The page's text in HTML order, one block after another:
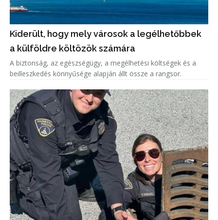
Kiderült, hogy mely városok a legélhetőbbek
a külföldre költözök számára
A biztonság, az egészségügy, a megélhetési költségek és a
beilleszkedés könnyűsége alapján állt össze a rangsor.